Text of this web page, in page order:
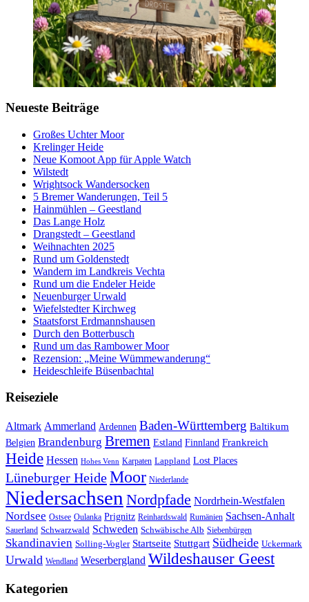
Neueste Beiträge
Großes Uchter Moor
Krelinger Heide
Neue Komoot App für Apple Watch
Wilstedt
Wrightsock Wandersocken
5 Bremer Wanderungen, Teil 5
Hainmühlen – Geestland
Das Lange Holz
Drangstedt – Geestland
Weihnachten 2025
Rund um Goldenstedt
Wandern im Landkreis Vechta
Rund um die Endeler Heide
Neuenburger Urwald
Wiefelstedter Kirchweg
Staatsforst Erdmannshausen
Durch den Botterbusch
Rund um das Rambower Moor
Rezension: „Meine Wümmewanderung“
Heideschleife Büsenbachtal
Reiseziele
Altmark Ammerland Ardennen Baden-Württemberg Baltikum
Belgien Brandenburg Bremen Estland Finnland Frankreich
Heide Hessen Hohes Venn Karpaten Lappland Lost Places
Lüneburger HeideMoor Niederlande
Niedersachsen Nordpfade Nordrhein-Westfalen
Nordsee Ostsee Oulanka Prignitz Reinhardswald Rumänien Sachsen-Anhalt
Sauerland Schwarzwald Schweden Schwäbische Alb Siebenbürgen
Skandinavien Solling-Vogler Startseite Stuttgart Südheide Uckermark
Urwald Wendland Weserbergland Wildeshauser Geest
Kategorien